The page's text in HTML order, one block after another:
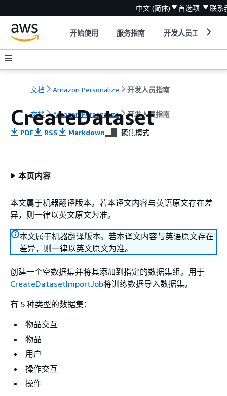
中文 (简体) 首选项 联系
开始使用 服务指南 开发人员工具
文档 Amazon Personalize 开发人员指南
文档 Amazon Personalize 开发人员指南
CreateDataset
PDF RSS Markdown 聚焦模式
本页内容
本文属于机器翻译版本。若本译文内容与英语原文存在差
异，则一律以英文原文为准。
本文属于机器翻译版本。若本译文内容与英语原文存在
差异，则一律以英文原文为准。
创建一个空数据集并将其添加到指定的数据集组。用于
CreateDatasetImportJob将训练数据导入数据集。
有 5 种类型的数据集：
物品交互
物品
用户
操作交互
操作